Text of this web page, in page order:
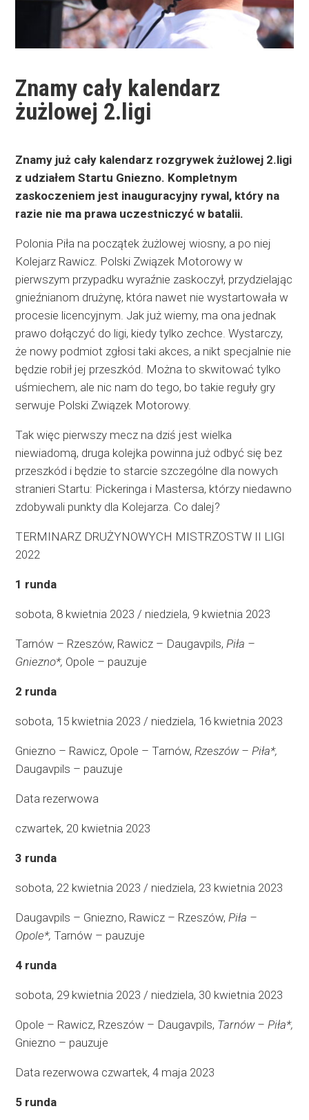
Znamy cały kalendarz
żużlowej 2.ligi
Znamy już cały kalendarz rozgrywek żużlowej 2.ligi
z udziałem Startu Gniezno. Kompletnym
zaskoczeniem jest inauguracyjny rywal, który na
razie nie ma prawa uczestniczyć w batalii.
Polonia Piła na początek żużlowej wiosny, a po niej
Kolejarz Rawicz. Polski Związek Motorowy w
pierwszym przypadku wyraźnie zaskoczył, przydzielając
gnieźnianom drużynę, która nawet nie wystartowała w
procesie licencyjnym. Jak już wiemy, ma ona jednak
prawo dołączyć do ligi, kiedy tylko zechce. Wystarczy,
że nowy podmiot zgłosi taki akces, a nikt specjalnie nie
będzie robił jej przeszkód. Można to skwitować tylko
uśmiechem, ale nic nam do tego, bo takie reguły gry
serwuje Polski Związek Motorowy.
Tak więc pierwszy mecz na dziś jest wielka
niewiadomą, druga kolejka powinna już odbyć się bez
przeszkód i będzie to starcie szczególne dla nowych
stranieri Startu: Pickeringa i Mastersa, którzy niedawno
zdobywali punkty dla Kolejarza. Co dalej?
TERMINARZ DRUŻYNOWYCH MISTRZOSTW II LIGI
2022
1 runda
sobota, 8 kwietnia 2023 / niedziela, 9 kwietnia 2023
Tarnów – Rzeszów, Rawicz – Daugavpils,Piła –
Gniezno*, Opole – pauzuje
2 runda
sobota, 15 kwietnia 2023 / niedziela, 16 kwietnia 2023
Gniezno – Rawicz, Opole – Tarnów,Rzeszów – Piła*,
Daugavpils – pauzuje
Data rezerwowa
czwartek, 20 kwietnia 2023
3 runda
sobota, 22 kwietnia 2023 / niedziela, 23 kwietnia 2023
Daugavpils – Gniezno, Rawicz – Rzeszów,Piła –
Opole*, Tarnów – pauzuje
4 runda
sobota, 29 kwietnia 2023 / niedziela, 30 kwietnia 2023
Opole – Rawicz, Rzeszów – Daugavpils, Tarnów – Piła*,
Gniezno – pauzuje
Data rezerwowa czwartek, 4 maja 2023
5 runda